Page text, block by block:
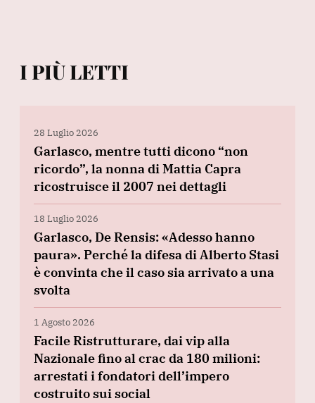
I PIÙ LETTI
28 Luglio 2026
Garlasco, mentre tutti dicono “non
ricordo”, la nonna di Mattia Capra
ricostruisce il 2007 nei dettagli
18 Luglio 2026
Garlasco, De Rensis: «Adesso hanno
paura». Perché la difesa di Alberto Stasi
è convinta che il caso sia arrivato a una
svolta
1 Agosto 2026
Facile Ristrutturare, dai vip alla
Nazionale fino al crac da 180 milioni:
arrestati i fondatori dell’impero
costruito sui social